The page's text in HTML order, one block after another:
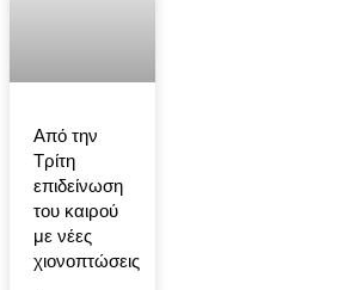
Από την
Τρίτη
επιδείνωση
του καιρού
με νέες
χιονοπτώσεις